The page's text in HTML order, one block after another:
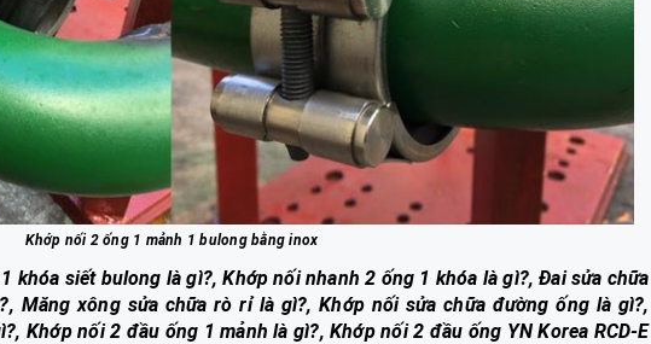
Khớp nối 2 ống 1 mảnh 1 bulong bằng inox
khóa siết bulong là gì?, Khớp nối nhanh 2 ống 1 khóa là gì?, Đai sửa chữa
Măng xông sửa chữa rò rỉ là gì?, Khớp nối sửa chữa đường ống là gì?,
Khớp nối 2 đầu ống 1 mảnh là gì?, Khớp nối 2 đầu ống YN Korea RCD-E